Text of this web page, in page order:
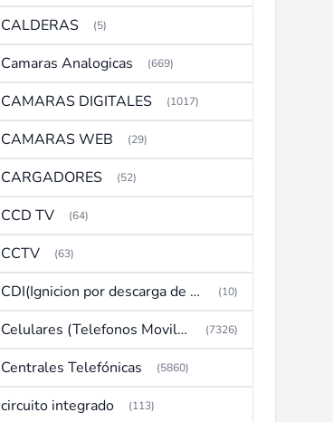
CALDERAS (5)
Camaras Analogicas (669)
CAMARAS DIGITALES (1017)
CAMARAS WEB (29)
CARGADORES (52)
CCD TV (64)
CCTV (63)
CDI(Ignicion por descarga de capacitor) (10)
Celulares (Telefonos Moviles) (7326)
Centrales Telefónicas (5860)
circuito integrado (113)